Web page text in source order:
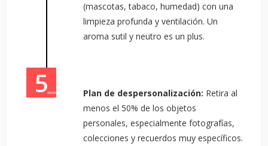
(mascotas, tabaco, humedad) con una
limpieza profunda y ventilación. Un
aroma sutil y neutro es un plus.
Plan de despersonalización: Retira al
menos el 50% de los objetos
personales, especialmente fotografías,
colecciones y recuerdos muy específicos.